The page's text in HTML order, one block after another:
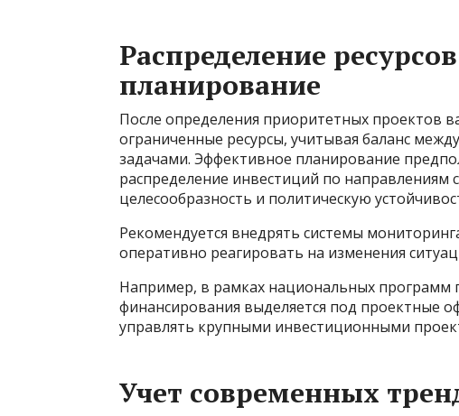
Распределение
планирование
После определения приоритетных проектов
ограниченные ресурсы, учитывая баланс
задачами. Эффективное планирование
распределение инвестиций по направлениям
целесообразность и политическую
Рекомендуется внедрять системы
оперативно реагировать на изменения
Например, в рамках национальных программ
финансирования выделяется под проектные
управлять крупными инвестиционными
Учет современных